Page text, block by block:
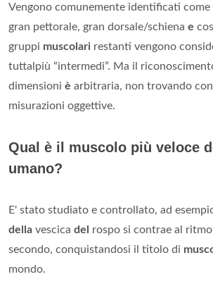
Vengono comunemente identificati come
gran pettorale, gran dorsale/schiena e
gruppi muscolari restanti vengono
tuttalpiù “intermedi”. Ma il
dimensioni è arbitraria, non trovando
misurazioni oggettive.
Qual è il muscolo più veloce
umano?
E' stato studiato e controllato, ad
della vescica del
rospo si contrae al
secondo, conquistandosi il titolo di
mondo.